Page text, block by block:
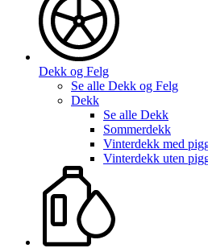
Dekk og Felg
Se alle Dekk og Felg
Dekk
Se alle Dekk
Sommerdekk
Vinterdekk med
Vinterdekk uten